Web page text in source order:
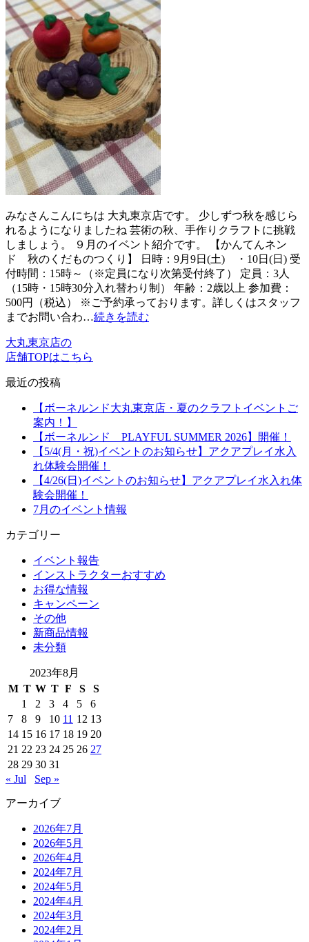
みなさんこんにちは 大丸東京店です。 少しずつ秋を感じら
れるようになりましたね 芸術の秋、手作りクラフトに挑戦
しましょう。 ９月のイベント紹介です。 【かんてんネン
ド 秋のくだものつくり】 日時：9月9日(土) ・10日(日) 受
付時間：15時～（※定員になり次第受付終了） 定員：3人
（15時・15時30分入れ替わり制） 年齢：2歳以上 参加費：
500円（税込） ※ご予約承っております。詳しくはスタッフ
までお問い合わ…続きを読む
大丸東京店の
店舗TOPはこちら
最近の投稿
【ボーネルンド大丸東京店・夏のクラフトイベントご
案内！】
【ボーネルンド PLAYFUL SUMMER 2026】開催！
【5/4(月・祝)イベントのお知らせ】アクアプレイ水入
れ体験会開催！
【4/26(日)イベントのお知らせ】アクアプレイ水入れ体
験会開催！
7月のイベント情報
カテゴリー
イベント報告
インストラクターおすすめ
お得な情報
キャンペーン
その他
新商品情報
未分類
2023年8月
M T W T F S
S
1
2 3 4 5
6
7
8 9 10 11 12 13
14 15 16 17 18 19 20
21 22 23 24 25 26 27
28 29 30 31
« Jul
Sep »
アーカイブ
2026年7月
2026年5月
2026年4月
2024年7月
2024年5月
2024年4月
2024年3月
2024年2月